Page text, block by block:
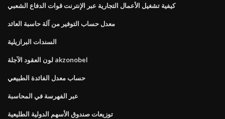
كيفية تشغيل الأعمال التجارية عبر الإنترنت قوات الدفاع الشعبي
معدل حساب التوفير من آلة حاسبة العائد
السندات البرازيلية
لون العقود الآجلة akzonobel
حساب معدل الفائدة الطبيعي
عبر الفهرسة في المحاسبة
توزيعات صندوق الأسهم الدولية الطليعية